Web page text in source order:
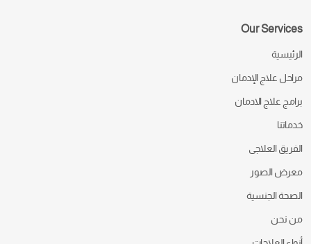
Our Services
الرئيسية
مراحل علاج الإدمان
برامج علاج الادمان
خدماتنا
الفريق العلاجى
معرض الصور
الصحة الجنسية
من نحن